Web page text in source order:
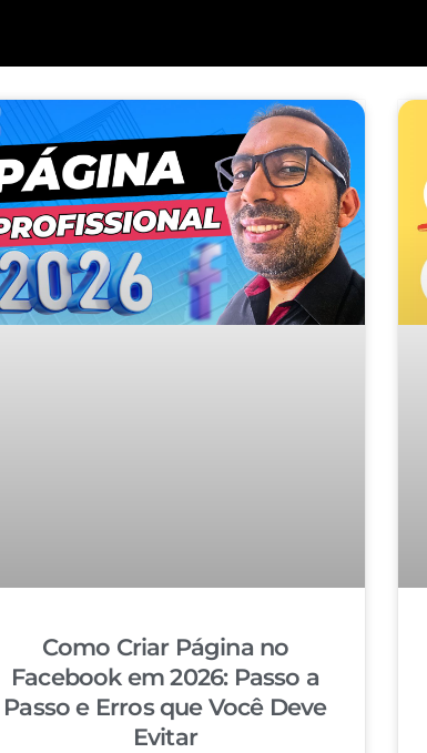
Como Criar Página no
Facebook em 2026: Passo a
Passo e Erros que Você Deve
Evitar